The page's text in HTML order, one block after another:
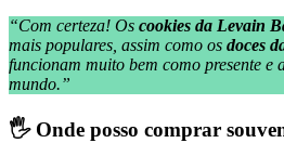
“Com certeza! Os cookies da Levain
mais populares, assim como os doces
funcionam muito bem como presente e
mundo.”
🖐️ Onde posso comprar